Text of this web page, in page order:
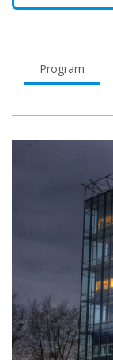
Program